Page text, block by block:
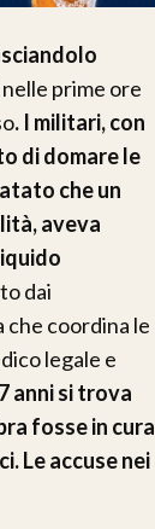
prime ore
. I militari, con
di domare le
che un
aveva
dai
che coordina le
legale e
anni si trova
fosse in cura
Le accuse nei